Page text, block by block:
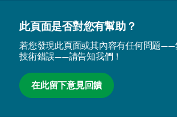
此頁面是否對您有幫助？
若您發現此頁面或其內容有任何問題
技術錯誤——請告知我們！
在此留下意見回饋